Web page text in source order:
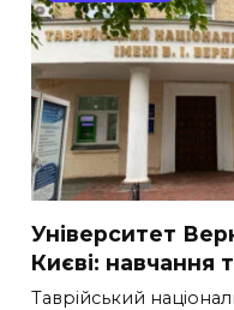
Університет
Києві: навчання
Таврійський